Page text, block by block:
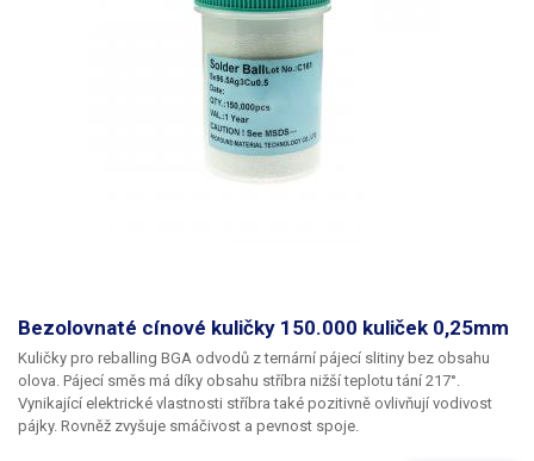
Bezolovnaté cínové kuličky 150.000 kuliček 0,25mm
Kuličky pro reballing BGA odvodů z ternární pájecí slitiny bez obsahu
olova. Pájecí směs má díky obsahu stříbra nižší teplotu tání 217°.
Vynikající elektrické vlastnosti stříbra také pozitivně ovlivňují vodivost
pájky. Rovněž zvyšuje smáčivost a pevnost spoje.